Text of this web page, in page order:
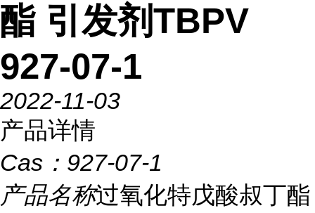
酯 引发剂TBPV
927-07-1
2022-11-03
产品详情
Cas： 927-07-1
产品名称过氧化特戊酸叔丁酯